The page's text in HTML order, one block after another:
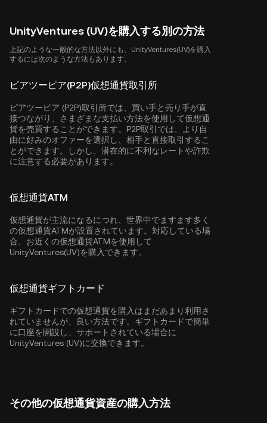
UnityVentures (UV)を購入する別の方法
上記のような一般的な方法以外にも、UnityVentures(UV)を購入
するには次のような方法もあります。
ピアツーピア(P2P)仮想通貨取引所
ピアツーピア (P2P)取引所では、買い手と売り手が直
接つながり、さまざまな支払い方法を使用して仮想通
貨を売買することができます。P2P取引では、より自
由に好みのオファーを選択し、相手と直接取引するこ
とができます。しかし、潜在的に不利なレートや詐欺
に注意する必要があります。
仮想通貨ATM
仮想通貨が主流になるにつれ、世界中でますます多く
の仮想通貨ATMが設置されています。対応している場
合、お近くの仮想通貨ATMを使用して
UnityVentures(UV)を購入できます。
仮想通貨ギフトカード
ギフトカードでの仮想通貨を購入はまだあまり利用さ
れていませんが、良い方法です。ギフトカードで簡単
に口座を開設し、サポートされている場合に
UnityVentures (UV)に交換できます。
その他の仮想通貨資産の購入方法